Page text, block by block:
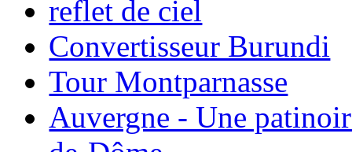
reflet de ciel
Convertisseur Burundi
Tour Montparnasse
Auvergne - Une